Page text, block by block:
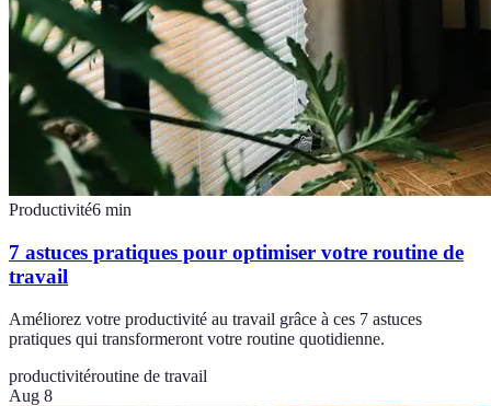
Productivité6 min
7 astuces pratiques pour optimiser votre routine de
travail
Améliorez votre productivité au travail grâce à ces 7 astuces
pratiques qui transformeront votre routine quotidienne.
productivitéroutine de travail
Aug 8